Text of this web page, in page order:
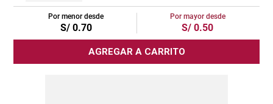
Por menor desde
S/ 0.70
Por mayor desde
S/ 0.50
AGREGAR A CARRITO